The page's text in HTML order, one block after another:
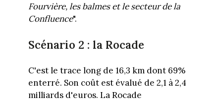
Fourvière, les balmes et le secteur de la
Confluence".
Scénario 2 : la Rocade
C'est le trace long de 16,3 km dont 69%
enterré. Son coût est évalué de 2,1 à 2,4
milliards d'euros. La Rocade